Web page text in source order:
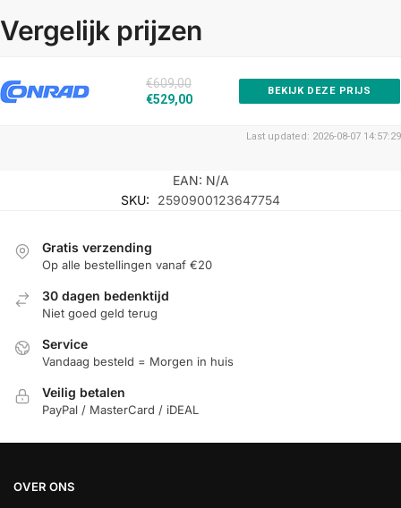
Vergelijk prijzen
€609,00
€529,00
BEKIJK DEZE PRIJS
Last updated: 2026-08-07 14:57:29
EAN: N/A
SKU:
2590900123647754
Gratis verzending
Op alle bestellingen vanaf €20
30 dagen bedenktijd
Niet goed geld terug
Service
Vandaag besteld = Morgen in huis
Veilig betalen
PayPal / MasterCard / iDEAL
OVER ONS